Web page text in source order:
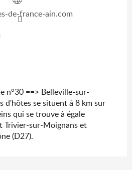
de-france-ain.com
n°30 ==> Belleville-sur-
d'hôtes se situent à 8 km sur
qui se trouve à égale
Trivier-sur-Moignans et
(D27).